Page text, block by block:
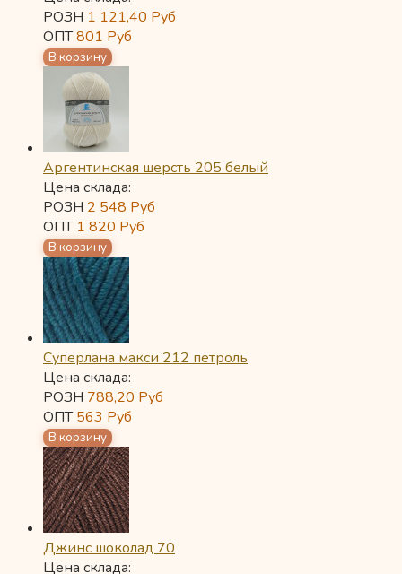
РОЗН 1 121,40 Руб
ОПТ801 Руб
Аргентинская шерсть 205 белый
Цена склада:
РОЗН 2 548 Руб
ОПТ 1 820 Руб
Суперлана макси 212 петроль
Цена склада:
РОЗН 788,20 Руб
ОПТ563 Руб
Джинс шоколад 70
Цена склада: